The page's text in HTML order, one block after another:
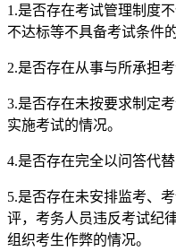
1.是否存在考试管理制度
不达标等不具备考试条件
2.是否存在从事与所承担
3.是否存在未按要求制定
实施考试的情况。
4.是否存在完全以问答代
5.是否存在未安排监考、
评，考务人员违反考试纪
组织考生作弊的情况。